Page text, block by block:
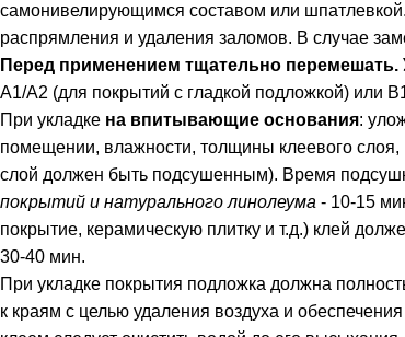
самонивелирующимся составом или
распрямления и удаления заломов. В случае
Перед применением тщательно
A1/A2 (для покрытий с гладкой подложкой) или
При укладке на впитывающие основания:
помещении, влажности, толщины клеевого
слой должен быть подсушенным). Время
покрытий и натурального линолеума - 10-15
покрытие, керамическую плитку и т.д.) клей
30-40 мин.
При укладке покрытия подложка должна
к краям с целью удаления воздуха и